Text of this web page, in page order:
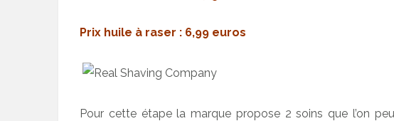
Prix huile à raser : 6,99 euros
Pour cette étape la marque propose 2 soins que l’on